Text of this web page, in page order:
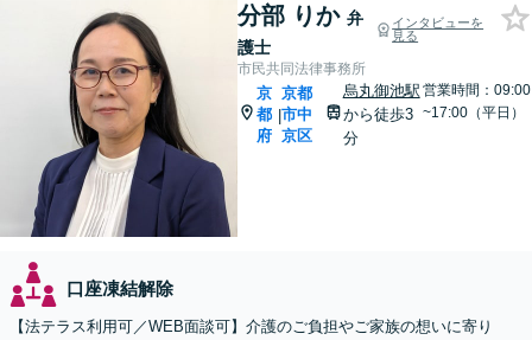
分部 りか 弁
護士
インタビューを
見る
市民共同法律事務所
京
都
府
|
京都
市中
京区
烏丸御池駅
から徒歩3
分
営業時間：09:00
~17:00（平日）
口座凍結解除
【法テラス利用可／WEB面談可】介護のご負担やご家族の想いに寄り